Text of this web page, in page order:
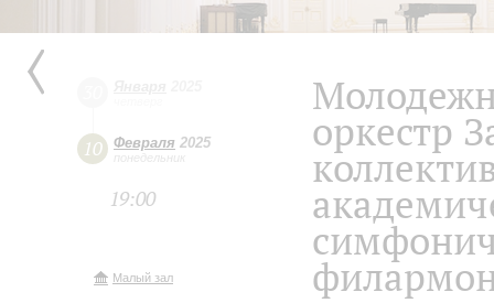
10 Февраля 2025
понедельник
19:00
Малый зал
оркестр